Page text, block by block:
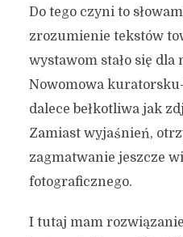
Do tego czyni to
zrozumienie tekstów
wystawom stało się
Nowomowa
dalece bełkotliwa jak
Zamiast wyjaśnień,
zagmatwanie jeszcze
fotograficznego.
I tutaj mam